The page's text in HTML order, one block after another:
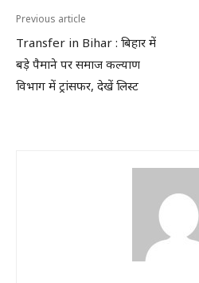
Previous article
Transfer in Bihar : बिहार में
बड़े पैमाने पर समाज कल्याण
विभाग में ट्रांसफर, देखें लिस्ट